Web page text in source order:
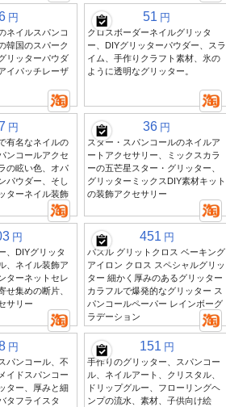
円
ネイルスパンコ
韓国のスパーク
リッターパウダ
イパッチレーザ
51 円
クロスボーダーネイルグリッタ
ー、DIYグリッターパウダー、スラ
イム、手作りクラフト素材、氷の
ように透明なグリッター。
円
有名なネイルの
ンコールアクセ
の眩い色、オパ
パウダー、そし
ターネイル装飾
36 円
スター・スパンコールのネイルア
ートアクセサリー、ミックスカラ
ーの五芒星スター・グリッター、
グリッターミックスDIY素材キット
の装飾アクセサリー
円
、DIYグリッタ
、ネイル装飾ア
ターネットセレ
せ集めの断片、
サリー
451 円
パズル グリットクロス ベーキング
アイロン クロス スペシャルグリッ
ター 細かく厚みのあるグリッター
カラフルで爆発的なグリッター ス
パンコールペーパー レインボーグ
ラデーション
円
パンコール、不
イドスパンコー
ター、厚みと細
タフライスタ
151 円
手作りのグリッター、スパンコー
ル、ネイルアート、クリスタル、
ドリップグルー、フローリングヘ
ンプの流水、素材、子供向け絵